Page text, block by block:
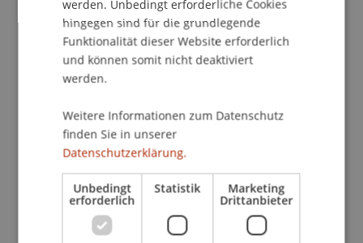
durchgehende Automatisierung und die
Reduktion von Intermediären deutlich schnellere
und kostengünstigere Abläufe.
Potenzial heben, indem es Hürden für den Einsatz
der DLT beim Handel und bei der Abwicklung von
Finanzinstrumenten adressiert und die Bildung
von Sekundärmärkten fördert. Zugleich
ermöglicht es bestimmten Marktteilnehmern,
Dienstleistungen entlang der gesamten
Wertschöpfungskette eines DLT-
werden. Unbedingt erforderliche Cookies
hingegen sind für die grundlegende
Funktionalität dieser Website erforderlich
und können somit nicht deaktiviert
werden.
Weitere Informationen zum Datenschutz
finden Sie in unserer
Datenschutzerklärung.
Unbedingt
erforderlich
Statistik Marketing
Drittanbieter